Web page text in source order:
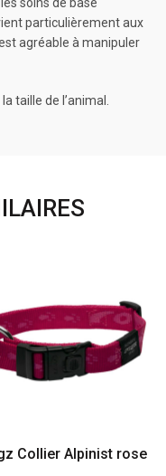
particulièrement aux
agréable à manipuler
taille de l’animal.
Collier Alpinist rose